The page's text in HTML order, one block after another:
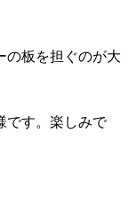
の板を担ぐのが大
です。楽しみで